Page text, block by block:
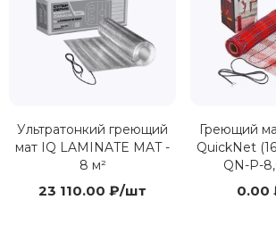
Ультратонкий греющий
мат IQ LAMINATE MAT -
8 м²
23 110.00 ₽/шт
Греющий
QuickNet
QN-P-
0.00